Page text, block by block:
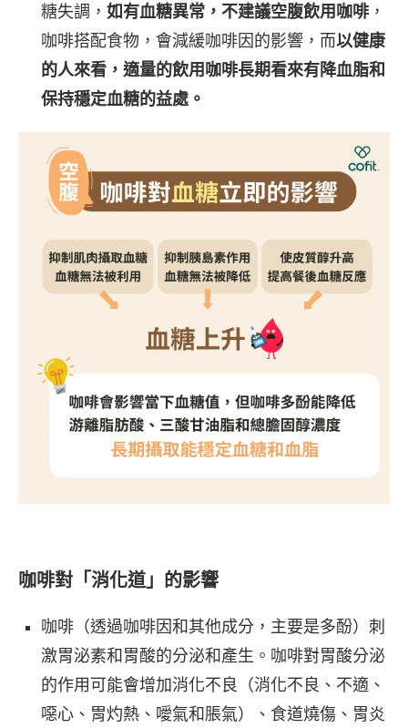
糖失調， 如有血糖異常，不建議空腹飲用咖啡 ，
咖啡搭配食物，會減緩咖啡因的影響，而以健康
的人來看，適量的飲用咖啡長期看來有降血脂和
保持穩定血糖的益處。
咖啡對「消化道」的影響
咖啡（透過咖啡因和其他成分，主要是多酚）刺
激胃泌素和胃酸的分泌和產生。咖啡對胃酸分泌
的作用可能會增加消化不良（消化不良、不適、
噁心、胃灼熱、噯氣和脹氣）、食道燒傷、胃炎